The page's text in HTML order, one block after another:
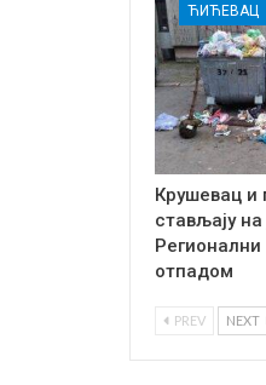
ЋИЋЕВАЦ
Крушевац и
стављају
отпадом
PREV NEXT